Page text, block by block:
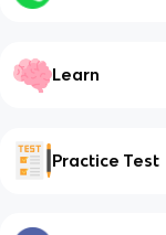
Learn
Practice Test